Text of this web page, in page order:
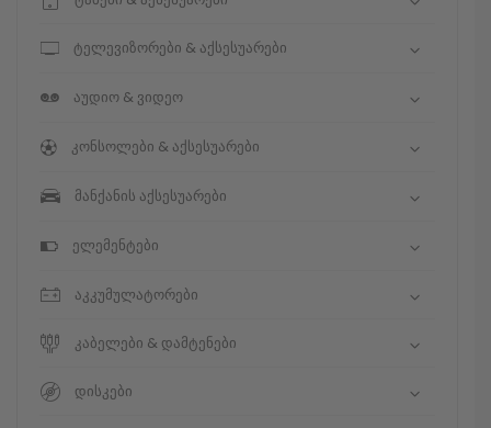
ტელევიზორები & აქსესუარები
აუდიო & ვიდეო
კონსოლები & აქსესუარები
მანქანის აქსესუარები
ელემენტები
აკკუმულატორები
კაბელები & დამტენები
დისკები